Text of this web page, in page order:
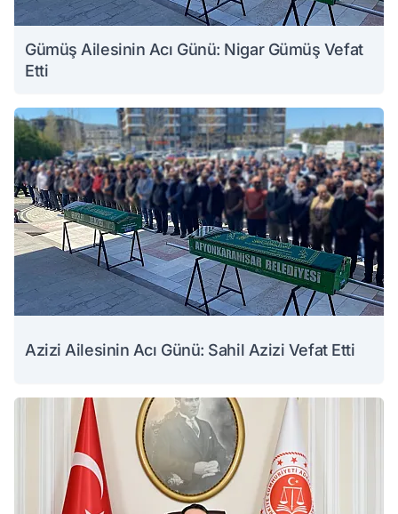
Gümüş Ailesinin Acı Günü: Nigar Gümüş Vefat
Etti
Azizi Ailesinin Acı Günü: Sahil Azizi Vefat Etti